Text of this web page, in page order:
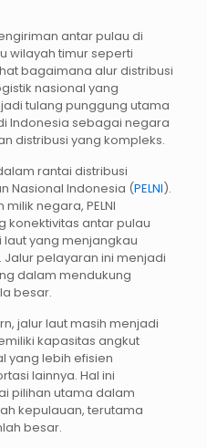
antar pulau di
wilayah timur seperti
bagaimana alur distribusi
nasional yang
tulang punggung utama
Indonesia sebagai negara
distribusi yang kompleks.
rantai distribusi
Nasional Indonesia (PELNI).
negara, PELNI
konektivitas antar pulau
yang menjangkau
pelayaran ini menjadi
dalam mendukung
besar.
jalur laut masih menjadi
kapasitas angkut
yang lebih efisien
lainnya. Hal ini
pilihan utama dalam
kepulauan, terutama
besar.